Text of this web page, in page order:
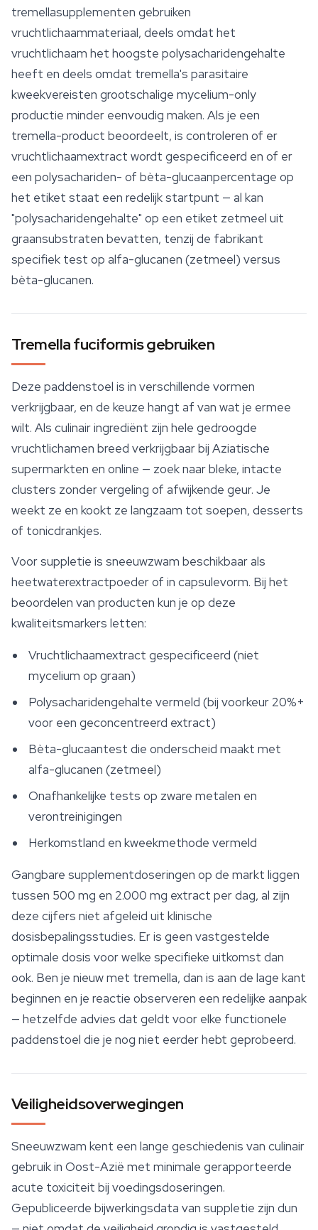
tremellasupplementen gebruiken
vruchtlichaammateriaal, deels omdat het
vruchtlichaam het hoogste polysacharidengehalte
heeft en deels omdat tremella's parasitaire
kweekvereisten grootschalige mycelium-only
productie minder eenvoudig maken. Als je een
tremella-product beoordeelt, is controleren of er
vruchtlichaamextract wordt gespecificeerd en of er
een polysachariden- of bèta-glucaanpercentage op
het etiket staat een redelijk startpunt — al kan
"polysacharidengehalte" op een etiket zetmeel uit
graansubstraten bevatten, tenzij de fabrikant
specifiek test op alfa-glucanen (zetmeel) versus
bèta-glucanen.
Tremella fuciformis gebruiken
Deze paddenstoel is in verschillende vormen
verkrijgbaar, en de keuze hangt af van wat je ermee
wilt. Als culinair ingrediënt zijn hele gedroogde
vruchtlichamen breed verkrijgbaar bij Aziatische
supermarkten en online — zoek naar bleke, intacte
clusters zonder vergeling of afwijkende geur. Je
weekt ze en kookt ze langzaam tot soepen, desserts
of tonicdrankjes.
Voor suppletie is sneeuwzwam beschikbaar als
heetwaterextractpoeder of in capsulevorm. Bij het
beoordelen van producten kun je op deze
kwaliteitsmarkers letten:
Vruchtlichaamextract gespecificeerd (niet
mycelium op graan)
Polysacharidengehalte vermeld (bij voorkeur 20%+
voor een geconcentreerd extract)
Bèta-glucaantest die onderscheid maakt met
alfa-glucanen (zetmeel)
Onafhankelijke tests op zware metalen en
verontreinigingen
Herkomstland en kweekmethode vermeld
Gangbare supplementdoseringen op de markt liggen
tussen 500 mg en 2.000 mg extract per dag, al zijn
deze cijfers niet afgeleid uit klinische
dosisbepalingsstudies. Er is geen vastgestelde
optimale dosis voor welke specifieke uitkomst dan
ook. Ben je nieuw met tremella, dan is aan de lage kant
beginnen en je reactie observeren een redelijke aanpak
— hetzelfde advies dat geldt voor elke functionele
paddenstoel die je nog niet eerder hebt geprobeerd.
Veiligheidsoverwegingen
Sneeuwzwam kent een lange geschiedenis van culinair
gebruik in Oost-Azië met minimale gerapporteerde
acute toxiciteit bij voedingsdoseringen.
Gepubliceerde bijwerkingsdata van suppletie zijn dun